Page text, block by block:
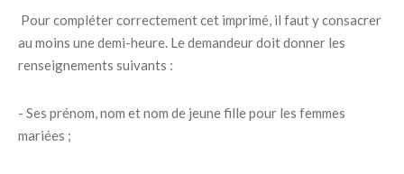
Pour compléter correctement cet imprimé, il faut y consacrer
au moins une demi-heure. Le demandeur doit donner les
renseignements suivants :
- Ses prénom, nom et nom de jeune fille pour les femmes
mariées ;